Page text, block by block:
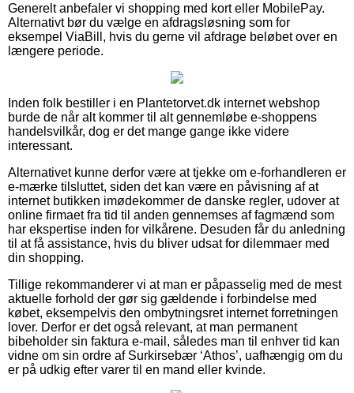
Generelt anbefaler vi shopping med kort eller MobilePay.
Alternativt bør du vælge en afdragsløsning som for
eksempel ViaBill, hvis du gerne vil afdrage beløbet over en
længere periode.
Inden folk bestiller i en Plantetorvet.dk internet webshop
burde de når alt kommer til alt gennemløbe e-shoppens
handelsvilkår, dog er det mange gange ikke videre
interessant.
Alternativet kunne derfor være at tjekke om e-forhandleren er
e-mærke tilsluttet, siden det kan være en påvisning af at
internet butikken imødekommer de danske regler, udover at
online firmaet fra tid til anden gennemses af fagmænd som
har ekspertise inden for vilkårene. Desuden får du anledning
til at få assistance, hvis du bliver udsat for dilemmaer med
din shopping.
Tillige rekommanderer vi at man er påpasselig med de mest
aktuelle forhold der gør sig gældende i forbindelse med
købet, eksempelvis den ombytningsret internet forretningen
lover. Derfor er det også relevant, at man permanent
bibeholder sin faktura e-mail, således man til enhver tid kan
vidne om sin ordre af Surkirsebær ‘Athos’, uafhængig om du
er på udkig efter varer til en mand eller kvinde.